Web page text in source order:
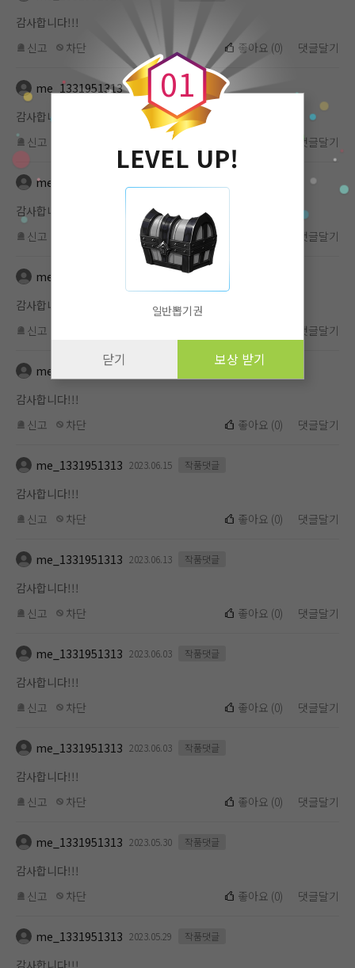
감사합니다!!!
신고
차단 좋아요 (0) 댓글달기
me_1331951313 2023.06.18
감사합니다!!!
신고
댓글달기
me_1331951313
감사합니다!!!
신고
댓글달기
me_1331951313 작품댓글
감사합니다!!!
신고
댓글달기
me_1331951313
감사합니다!!!
신고
차단 좋아요 (0) 댓글달기
me_1331951313 2023.06.15 작품댓글
감사합니다!!!
신고
차단 좋아요 (0) 댓글달기
me_1331951313 2023.06.13 작품댓글
감사합니다!!!
신고
차단 좋아요 (0) 댓글달기
me_1331951313 2023.06.03 작품댓글
감사합니다!!!
신고
차단 좋아요 (0) 댓글달기
me_1331951313 2023.06.03 작품댓글
감사합니다!!!
신고
차단 좋아요 (0) 댓글달기
me_1331951313 2023.05.30 작품댓글
감사합니다!!!
신고
차단 좋아요 (0) 댓글달기
me_1331951313 2023.05.29 작품댓글
감사합니다!!!
0
0
1
LEVEL UP!
일반뽑기권
닫기 보상 받기